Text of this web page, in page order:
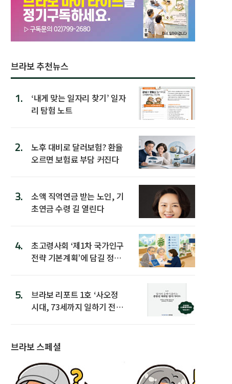
브라보 추천뉴스
1.
‘내게 맞는 일자리 찾기’ 일자
리 탐험 노트
2.
노후 대비로 달러보험? 환율
오르면 보험료 부담 커진다
3.
소액 직역연금 받는 노인, 기
초연금 수령 길 열린다
4.
초고령사회 ‘제1차 국가인구
전략 기본계획’에 담길 정책
5.
브라보 리포트 1호 ‘사오정
시대, 73세까지 일하기 전략’
브라보 스페셜